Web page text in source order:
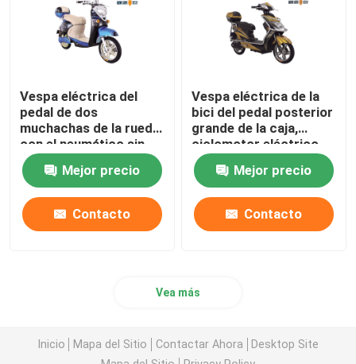
Vespa eléctrica del
pedal de dos
muchachas de la rueda
con el neumático sin
tubo de la alarma
Mejor precio
Contacto
Vespa eléctrica de la
bici del pedal posterior
grande de la caja,
ciclomotor eléctrico
con los pedales
Mejor precio
Contacto
Vea más
Inicio Mapa del Sitio Contactar Ahora
Desktop Site